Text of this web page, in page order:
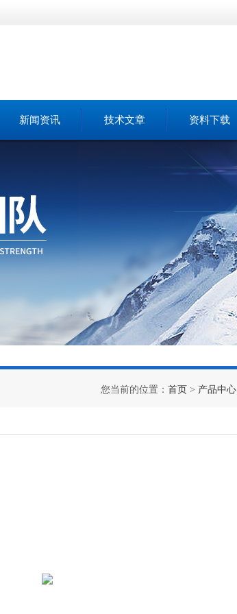
新闻资讯 技术文章 资料下载
您当前的位置： 首页 > 产品中心